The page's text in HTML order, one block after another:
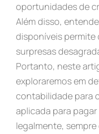
oportunidades de
Além disso,
disponíveis permite
surpresas
Portanto, neste
exploraremos em
contabilidade para
aplicada para
legalmente,